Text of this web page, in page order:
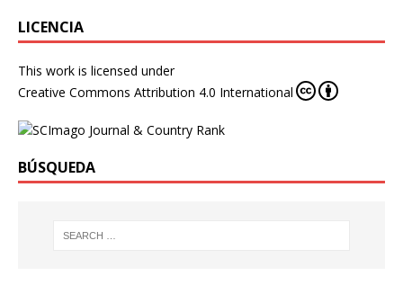
LICENCIA
This work is licensed under
Creative Commons Attribution 4.0 International
BÚSQUEDA